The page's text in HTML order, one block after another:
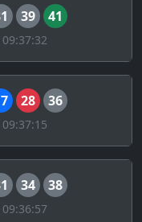
39 41
28 36
34 38